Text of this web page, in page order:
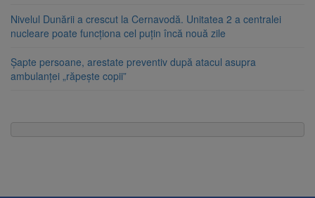
Nivelul Dunării a crescut la Cernavodă. Unitatea 2 a centralei
nucleare poate funcționa cel puțin încă nouă zile
Șapte persoane, arestate preventiv după atacul asupra
ambulanței „răpește copii”